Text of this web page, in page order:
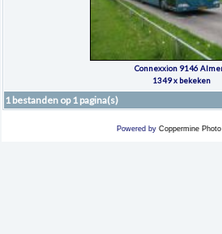
Connexxion 9146
1349 x bekeken
1 bestanden op 1 pagina(s)
Powered by Coppermine